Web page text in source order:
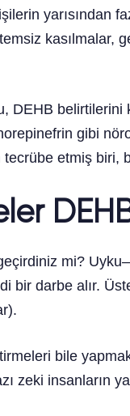
yarısından
kasılmalar,
DEHB
gibi
tecrübe etmiş
mi?
bir darbe alır.
bile
zeki insanların